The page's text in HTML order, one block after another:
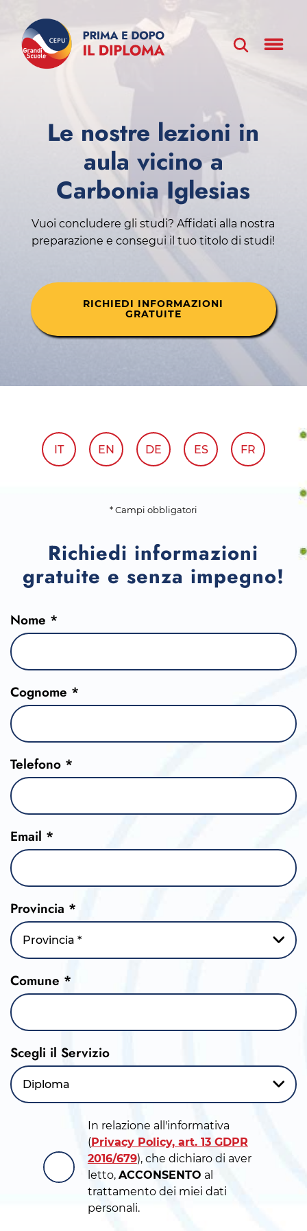
Le nostre lezioni in
aula vicino a
Carbonia Iglesias
Vuoi concludere gli studi? Affidati alla nostra
preparazione e consegui il tuo titolo di studi!
RICHIEDI INFORMAZIONI
GRATUITE
IT EN DE ES FR
* Campi obbligatori
Richiedi informazioni
gratuite e senza impegno!
Nome *
Cognome *
Telefono *
Email *
Provincia *
Provincia *
Comune *
Scegli il Servizio
Diploma
In relazione all'informativa
(Privacy Policy, art. 13 GDPR
2016/679), che dichiaro di aver
letto, ACCONSENTO al
trattamento dei miei dati
personali.